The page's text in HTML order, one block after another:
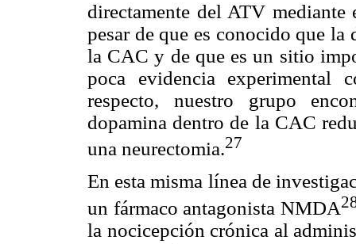
directamente del ATV
pesar de que es conocido que
la CAC y de que es un sitio
poca evidencia experimental
respecto, nuestro grupo
dopamina dentro de la CAC
una neurectomia.27
En esta misma línea de
un fármaco antagonista NMDA
la nocicepción crónica al